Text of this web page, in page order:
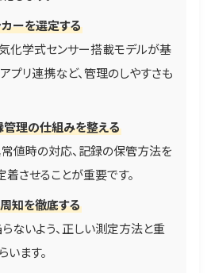
ーを選定する
化学式センサー搭載モデルが基
プリ連携など、管理のしやすさも
理の仕組みを整える
常値時の対応、記録の保管方法を
着させることが重要です。
知を徹底する
ないよう、正しい測定方法と重
ます。